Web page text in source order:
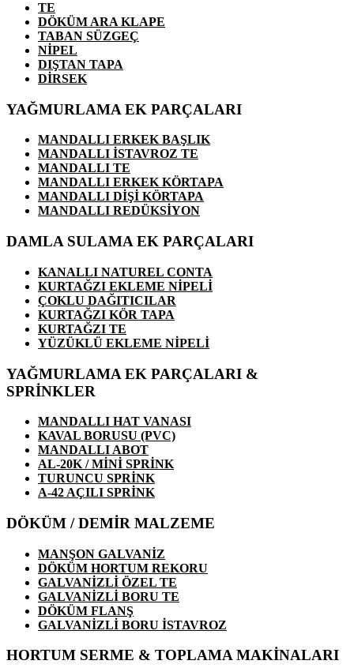
TE
DÖKÜM ARA KLAPE
TABAN SÜZGEÇ
NİPEL
DIŞTAN TAPA
DİRSEK
YAĞMURLAMA EK PARÇALARI
MANDALLI ERKEK BAŞLIK
MANDALLI İSTAVROZ TE
MANDALLI TE
MANDALLI ERKEK KÖRTAPA
MANDALLI DİŞİ KÖRTAPA
MANDALLI REDÜKSİYON
DAMLA SULAMA EK PARÇALARI
KANALLI NATUREL CONTA
KURTAĞZI EKLEME NİPELİ
ÇOKLU DAĞITICILAR
KURTAĞZI KÖR TAPA
KURTAĞZI TE
YÜZÜKLÜ EKLEME NİPELİ
YAĞMURLAMA EK PARÇALARI &
SPRİNKLER
MANDALLI HAT VANASI
KAVAL BORUSU (PVC)
MANDALLI ABOT
AL-20K / MİNİ SPRİNK
TURUNCU SPRİNK
A-42 AÇILI SPRİNK
DÖKÜM / DEMİR MALZEME
MANŞON GALVANİZ
DÖKÜM HORTUM REKORU
GALVANİZLİ ÖZEL TE
GALVANİZLİ BORU TE
DÖKÜM FLANŞ
GALVANİZLİ BORU İSTAVROZ
HORTUM SERME & TOPLAMA MAKİNALARI